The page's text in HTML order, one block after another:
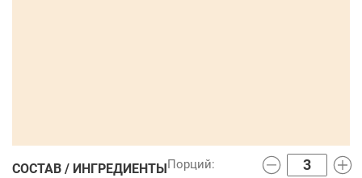
СОСТАВ / ИНГРЕДИЕНТЫ